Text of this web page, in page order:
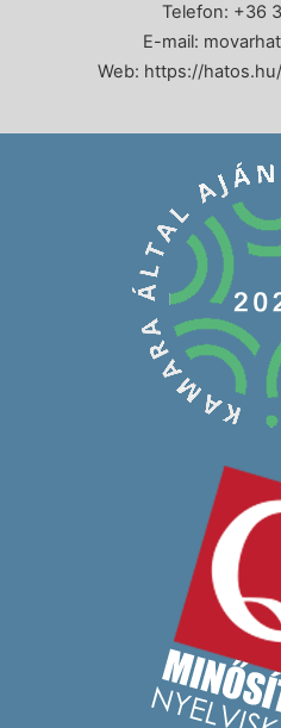
Telefon: +36
E-mail:
Web: https://